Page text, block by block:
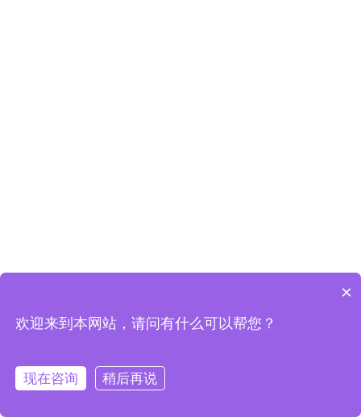
×
欢迎来到本网站，请问有什么可以帮您？
现在咨询 稍后再说